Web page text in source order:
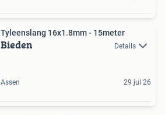
Tyleenslang 16x1.8mm - 15meter
Bieden Details
Assen 29 jul 26